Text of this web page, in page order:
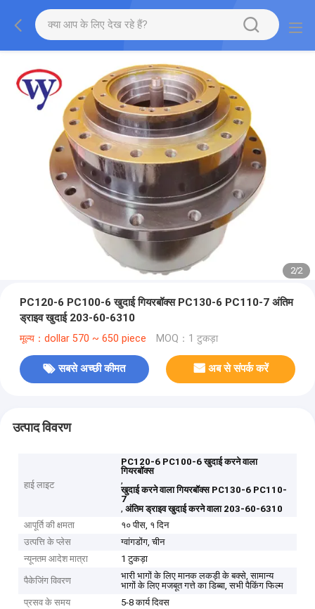
2/2
PC120-6 PC100-6 खुदाई गियरबॉक्स PC130-6 PC110-7 अंतिम
ड्राइव खुदाई 203-60-6310
मूल्य：dollar 570 ~ 650 piece MOQ：1 टुकड़ा
सबसे अच्छी कीमत अब से संपर्क करें
उत्पाद विवरण
हाई लाइट
PC120-6 PC100-6 खुदाई करने वाला
गियरबॉक्स
,
खुदाई करने वाला गियरबॉक्स PC130-6 PC110-
7
,अंतिम ड्राइव खुदाई करने वाला 203-60-6310
आपूर्ति की क्षमता
१० पीस, १ दिन
उत्पत्ति के प्लेस
ग्वांगडोंग, चीन
न्यूनतम आदेश मात्रा
1 टुकड़ा
पैकेजिंग विवरण
भारी भागों के लिए मानक लकड़ी के बक्से, सामान्य
भागों के लिए मजबूत गत्ते का डिब्बा, सभी पैकिंग फिल्म
प्रसव के समय
5-8 कार्य दिवस